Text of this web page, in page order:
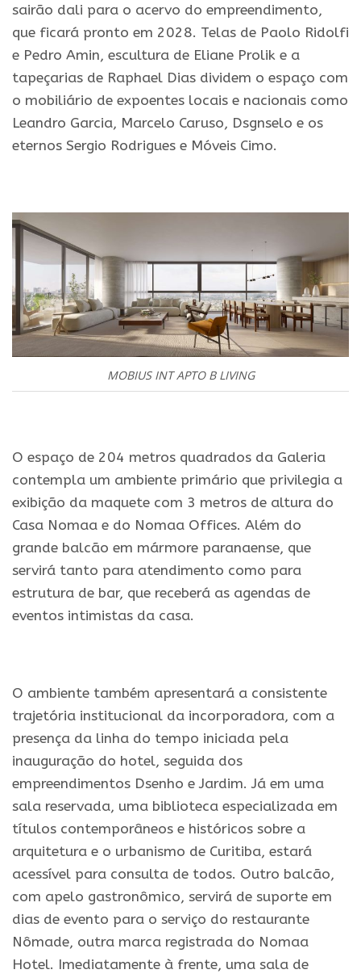
sairão dali para o acervo do empreendimento,
que ficará pronto em 2028. Telas de Paolo Ridolfi
e Pedro Amin, escultura de Eliane Prolik e a
tapeçarias de Raphael Dias dividem o espaço com
o mobiliário de expoentes locais e nacionais como
Leandro Garcia, Marcelo Caruso, Dsgnselo e os
eternos Sergio Rodrigues e Móveis Cimo.
MOBIUS INT APTO B LIVING
O espaço de 204 metros quadrados da Galeria
contempla um ambiente primário que privilegia a
exibição da maquete com 3 metros de altura do
Casa Nomaa e do Nomaa Offices. Além do
grande balcão em mármore paranaense, que
servirá tanto para atendimento como para
estrutura de bar, que receberá as agendas de
eventos intimistas da casa.
O ambiente também apresentará a consistente
trajetória institucional da incorporadora, com a
presença da linha do tempo iniciada pela
inauguração do hotel, seguida dos
empreendimentos Dsenho e Jardim. Já em uma
sala reservada, uma biblioteca especializada em
títulos contemporâneos e históricos sobre a
arquitetura e o urbanismo de Curitiba, estará
acessível para consulta de todos. Outro balcão,
com apelo gastronômico, servirá de suporte em
dias de evento para o serviço do restaurante
Nômade, outra marca registrada do Nomaa
Hotel. Imediatamente à frente, uma sala de